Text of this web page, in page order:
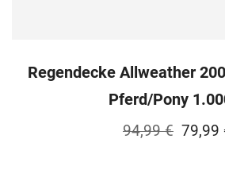
Regendecke Allweather
Pferd/Pony
94,99€ 79,99